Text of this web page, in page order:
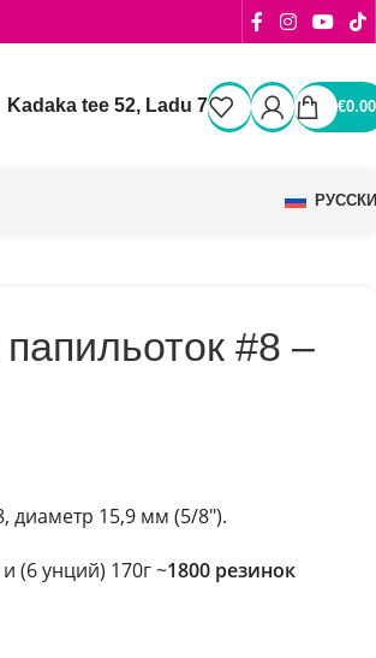
Kadaka tee 52, Ladu 7 €0.00
#8 –
диаметр 15,9 мм (5/8″).
и (6 унций) 170г ~1800 резинок